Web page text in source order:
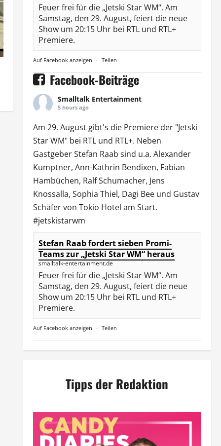
Feuer frei für die „Jetski Star WM“. Am
Samstag, den 29. August, feiert die neue
Show um 20:15 Uhr bei RTL und RTL+
Premiere.
Auf Facebook anzeigen · Teilen
Facebook-Beiträge
Smalltalk Entertainment
5 hours ago
Am 29. August gibt's die Premiere der "Jetski
Star WM" bei RTLund RTL+. Neben
Gastgeber Stefan Raab sind u.a. Alexander
Kumptner, Ann-Kathrin Bendixen, Fabian
Hambüchen, Ralf Schumacher, Jens
Knossalla, Sophia Thiel, Dagi Beeund Gustav
Schäfer von Tokio Hotel am Start.
#jetskistarwm
Stefan Raab fordert sieben Promi-
Teams zur „Jetski Star WM“ heraus
smalltalk-entertainment.de
Feuer frei für die „Jetski Star WM“. Am
Samstag, den 29. August, feiert die neue
Show um 20:15 Uhr bei RTL und RTL+
Premiere.
Auf Facebook anzeigen · Teilen
Tipps der Redaktion